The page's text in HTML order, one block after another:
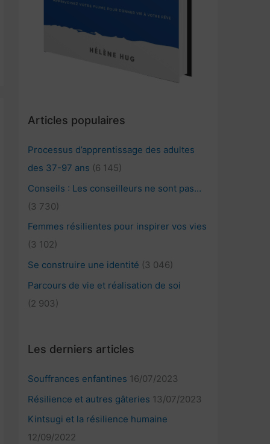
Articles populaires
Processus d’apprentissage des adultes
des 37-97 ans (6 145)
Conseils : Les conseilleurs ne sont pas…
(3 730)
Femmes résilientes pour inspirer vos vies
(3 102)
Se construire une identité (3 046)
Parcours de vie et réalisation de soi
(2 903)
Les derniers articles
Souffrances enfantines 16/07/2023
Résilience et autres gâteries 13/07/2023
Kintsugi et la résilience humaine
12/09/2022